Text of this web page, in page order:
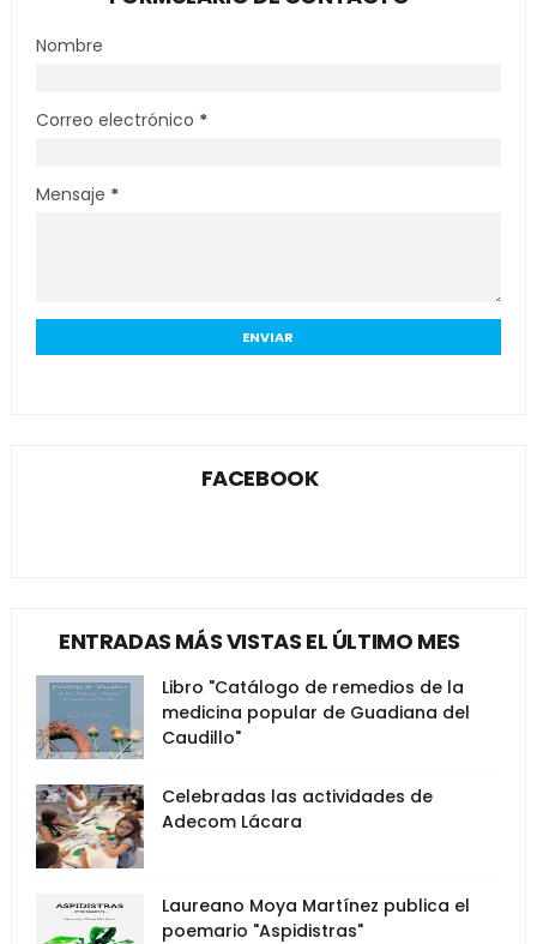
Nombre
Correo electrónico *
Mensaje *
FACEBOOK
ENTRADAS MÁS VISTAS EL ÚLTIMO MES
Libro "Catálogo de remedios de la
medicina popular de Guadiana del
Caudillo"
Celebradas las actividades de
Adecom Lácara
Laureano Moya Martínez publica el
poemario "Aspidistras"